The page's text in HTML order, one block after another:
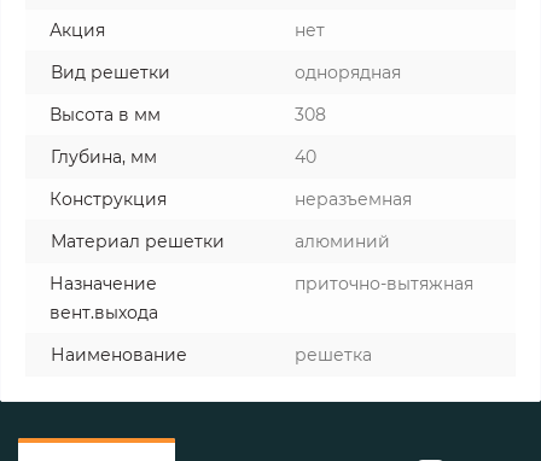
Акция
нет
Вид решетки
однорядная
Высота в мм
308
Глубина, мм
40
Конструкция
неразъемная
Материал решетки
алюминий
Назначение
вент.выхода
приточно-вытяжная
Наименование решетка